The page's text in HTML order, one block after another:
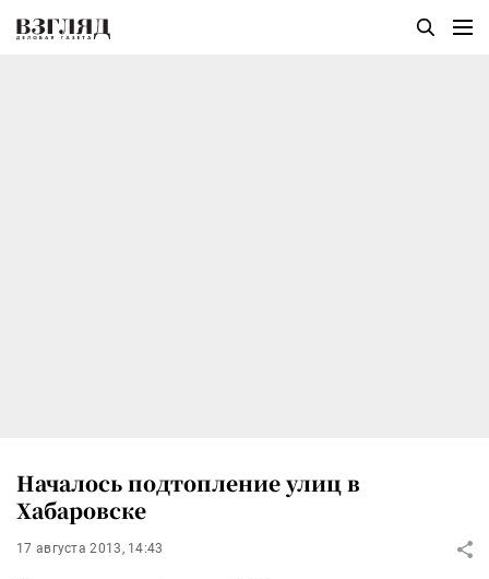
Началось подтопление улиц в
Хабаровске
17 августа 2013, 14:43